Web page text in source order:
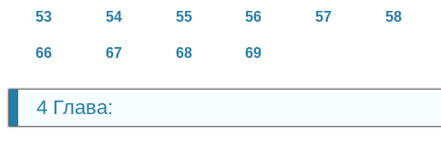
53 54 55 56 57 58
66 67 68 69
4 Глава: